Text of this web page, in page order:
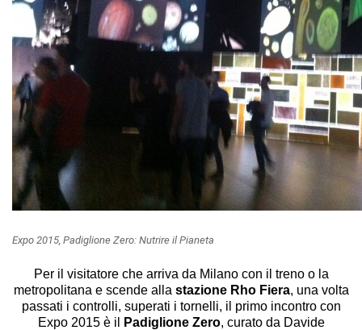
Expo 2015, Padiglione Zero: Nutrire il Pianeta
Per il visitatore che arriva da Milano con il treno o la
metropolitana e scende alla stazione Rho Fiera, una volta
passati i controlli, superati i tornelli, il primo incontro con
Expo 2015 è il
Padiglione Zero, curato da Davide